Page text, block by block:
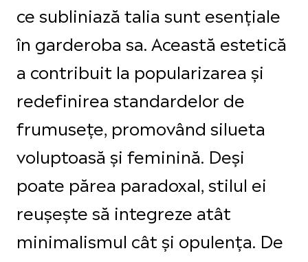
ce subliniază talia sunt esențiale
în garderoba sa. Această estetică
a contribuit la popularizarea și
redefinirea standardelor de
frumusețe, promovând silueta
voluptoasă și feminină. Deși
poate părea paradoxal, stilul ei
reușește să integreze atât
minimalismul cât și opulența. De